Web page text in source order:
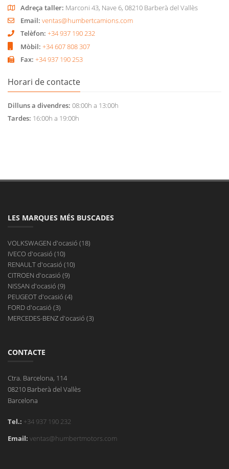
Adreça taller: Marconi 43, Nave 6, 08210 Barberà del Vallès
Email: ventas@humbertcamions.com
Telèfon: +34 937 190 232
Mòbil: +34 607 808 307
Fax: +34 937 190 253
Horari de contacte
Dilluns a divendres: 08:00h a 13:00h
Tardes: 16:00h a 19:00h
LES MARQUES MÉS BUSCADES
VOLKSWAGEN d'ocasió (18)
IVECO d'ocasió (10)
RENAULT d'ocasió (10)
CITROEN d'ocasió (9)
NISSAN d'ocasió (9)
PEUGEOT d'ocasió (4)
FORD d'ocasió (3)
MERCEDES-BENZ d'ocasió (3)
CONTACTE
Ctra. Barcelona, 114
08210 Barberà del Vallès
Barcelona
Tel.: +34 937 190 232
Email: ventas@humbertmotors.com